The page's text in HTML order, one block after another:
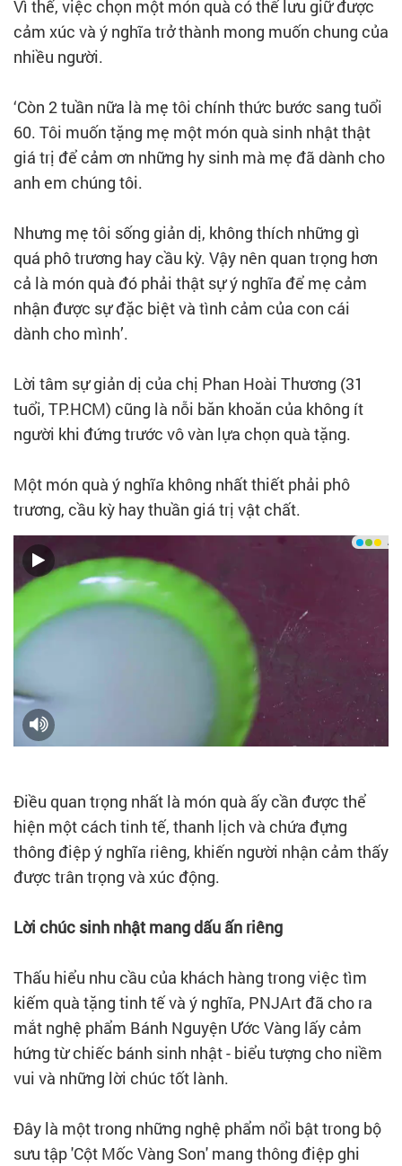
Vì thế, việc chọn một món quà có thể lưu giữ được
cảm xúc và ý nghĩa trở thành mong muốn chung của
nhiều người.
‘Còn 2 tuần nữa là mẹ tôi chính thức bước sang tuổi
60. Tôi muốn tặng mẹ một món quà sinh nhật thật
giá trị để cảm ơn những hy sinh mà mẹ đã dành cho
anh em chúng tôi.
Nhưng mẹ tôi sống giản dị, không thích những gì
quá phô trương hay cầu kỳ. Vậy nên quan trọng hơn
cả là món quà đó phải thật sự ý nghĩa để mẹ cảm
nhận được sự đặc biệt và tình cảm của con cái
dành cho mình’.
Lời tâm sự giản dị của chị Phan Hoài Thương (31
tuổi, TP.HCM) cũng là nỗi băn khoăn của không ít
người khi đứng trước vô vàn lựa chọn quà tặng.
Một món quà ý nghĩa không nhất thiết phải phô
trương, cầu kỳ hay thuần giá trị vật chất.
Điều quan trọng nhất là món quà ấy cần được thể
hiện một cách tinh tế, thanh lịch và chứa đựng
thông điệp ý nghĩa riêng, khiến người nhận cảm thấy
được trân trọng và xúc động.
Lời chúc sinh nhật mang dấu ấn riêng
Thấu hiểu nhu cầu của khách hàng trong việc tìm
kiếm quà tặng tinh tế và ý nghĩa, PNJArt đã cho ra
mắt nghệ phẩm Bánh Nguyện Ước Vàng lấy cảm
hứng từ chiếc bánh sinh nhật - biểu tượng cho niềm
vui và những lời chúc tốt lành.
Đây là một trong những nghệ phẩm nổi bật trong bộ
sưu tập 'Cột Mốc Vàng Son' mang thông điệp ghi